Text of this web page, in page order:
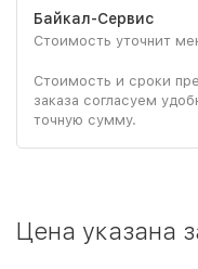
Байкал-Сервис
Стоимость уточнит
Стоимость и сроки
заказа согласуем
точную сумму.
Цена указана